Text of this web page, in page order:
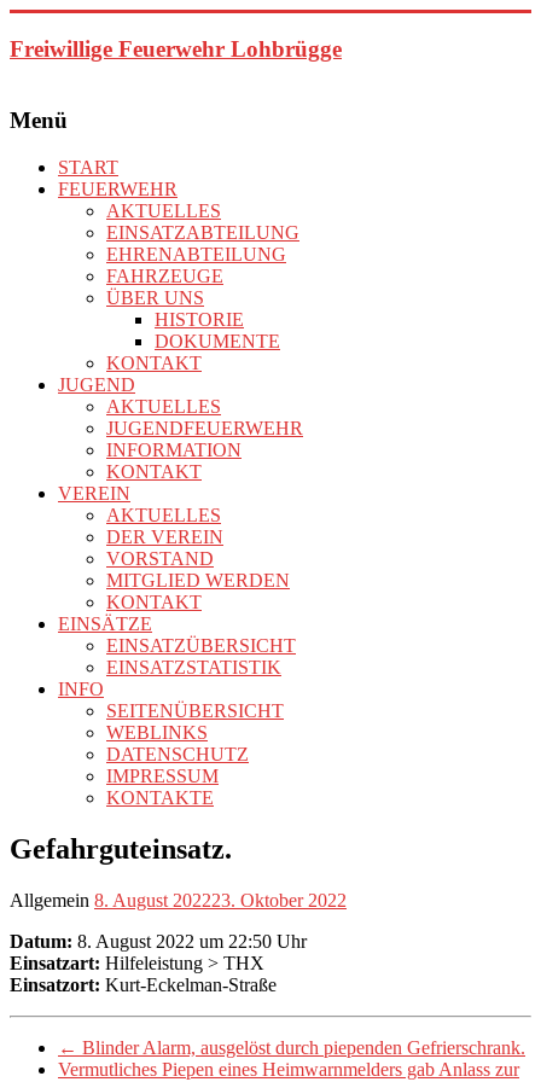
Inhalt
springen
Freiwillige Feuerwehr Lohbrügge
Menü
START
FEUERWEHR
AKTUELLES
EINSATZABTEILUNG
EHRENABTEILUNG
FAHRZEUGE
ÜBER UNS
HISTORIE
DOKUMENTE
KONTAKT
JUGEND
AKTUELLES
JUGENDFEUERWEHR
INFORMATION
KONTAKT
VEREIN
AKTUELLES
DER VEREIN
VORSTAND
MITGLIED WERDEN
KONTAKT
EINSÄTZE
EINSATZÜBERSICHT
EINSATZSTATISTIK
INFO
SEITENÜBERSICHT
WEBLINKS
DATENSCHUTZ
IMPRESSUM
KONTAKTE
Gefahrguteinsatz.
Allgemein 8. August 202223. Oktober 2022
Datum: 8. August 2022 um 22:50 Uhr
Einsatzart: Hilfeleistung > THX
Einsatzort: Kurt-Eckelman-Straße
← Blinder Alarm, ausgelöst durch piependen Gefrierschrank.
Vermutliches Piepen eines Heimwarnmelders gab Anlass zur